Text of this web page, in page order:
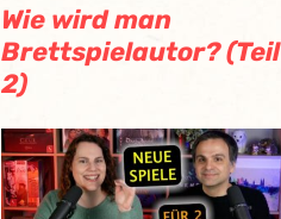
Wie wird man
Brettspielautor? (Teil
2)